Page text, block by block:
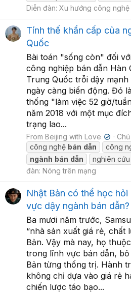
Diễn đàn: Xu hướng công nghệ
Tính thế khẩn cấp của
Quốc
Bài toán "sống còn" đối
công nghiệp bán dẫn Hàn
Trung Quốc trỗi dậy
ngày càng biến động. Đó
thống "làm việc 52 giờ/
năm 2018 với một mục
trạng lao...
From Beijing with Love ✔
công nghệ bán dẫn
công
ngành bán dẫn nghiên cứu
đàn: Nóng trên mạng
Nhật Bản có thể học
vực dậy ngành bán dẫn?
Ba mươi năm trước,
“nhà sản xuất giá rẻ, chất
Bản. Vậy mà nay, họ
trong lĩnh vực bán dẫn,
Bản từng thống trị. Hành
không chỉ dựa vào giá rẻ
chiến lược táo bạo...